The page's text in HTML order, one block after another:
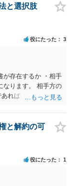
授業に付随した無
交通・レンタカー
事業者の間で完結
取次・窓口を担わ
旅行業者ではなく運
ること、②参加者
よること、③講師
責任を限定するこ
作成された方がよろ
従って回答するの
護士の相談される
と選択肢
役にたった 3
が存在するか ・相手
なります。 相手方の
れば、当該国の弁
本の弁護士よりも
いです。 公開の場
細は別途お問合せ
と解約の可
役にたった 1